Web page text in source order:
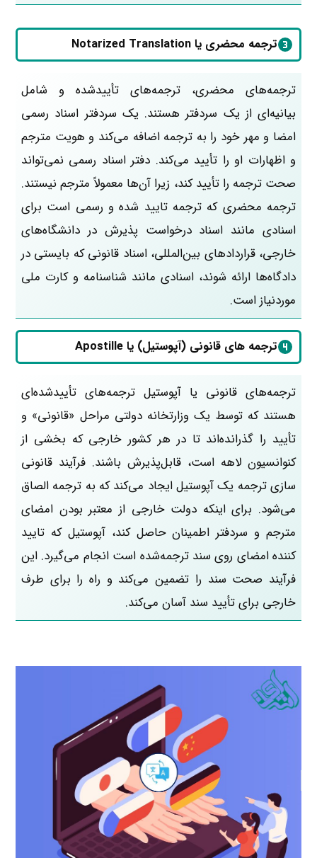
ترجمه محضری یا Notarized Translation
ترجمه‌های محضری، ترجمه‌های تأییدشده‌ و شامل
بیانیه‌ای از یک سردفتر هستند. یک سردفتر اسناد رسمی
امضا و مهر خود را به ترجمه اضافه می‌کند و هویت مترجم
و اظهارات او را تأیید می‌کند. دفتر اسناد رسمی نمی‌تواند
صحت ترجمه را تأیید کند، زیرا آن‌ها معمولاً مترجم نیستند.
ترجمه محضری که ترجمه تایید شده و رسمی است برای
اسنادی مانند اسناد درخواست پذیرش در دانشگاه‌های
خارجی، قراردادهای بین‌المللی، اسناد قانونی که بایستی در
دادگاه‌ها ارائه شوند، اسنادی مانند شناسنامه و کارت ملی
موردنیاز است.
ترجمه های قانونی (آپوستیل) یا Apostille
ترجمه‌های قانونی یا آپوستیل ترجمه‌های تأییدشده‌ای
هستند که توسط یک وزارتخانه دولتی مراحل «قانونی» و
تأیید را گذرانده‌اند تا در هر کشور خارجی که بخشی از
کنوانسیون لاهه است، قابل‌پذیرش باشند. فرآیند قانونی
سازی ترجمه یک آپوستیل ایجاد می‌کند که به ترجمه الصاق
می‌شود. برای اینکه دولت خارجی از معتبر بودن امضای
مترجم و سردفتر اطمینان حاصل کند، آپوستیل که تایید
کننده امضای روی سند ترجمه‌شده است انجام می‌گیرد. این
فرآیند صحت سند را تضمین می‌کند و راه را برای طرف
خارجی برای تأیید سند آسان می‌کند.